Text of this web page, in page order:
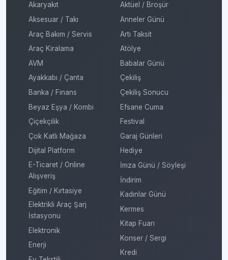
Akaryakıt
Aksesuar / Takı
Araç Bakım / Servis
Araç Kiralama
AVM
Ayakkabı / Çanta
Banka / Finans
Beyaz Eşya / Kombi
Çiçekçilik
Çok Katlı Mağaza
Dijital Platform
E-Ticaret / Online
Alışveriş
Eğitim / Kırtasiye
Elektrikli Araç Şarj
İstasyonu
Elektronik
Enerji
Aktüel / Broşür
Anneler Günü
Artı Taksit
Atölye
Babalar Günü
Çekiliş
Çekiliş Sonucu
Efsane Cuma
Festival
Garaj Günleri
Hediye
İmza Günü / Söyleşi
İndirim
Kadınlar Günü
Kermes
Kitap Fuarı
Konser / Sergi
Kredi